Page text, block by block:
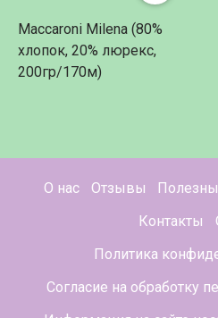
Maccaroni Milena (80%
хлопок, 20% люрекс,
200гр/170м)
О нас Отзывы
Контакты
Политика
Согласие на обработку